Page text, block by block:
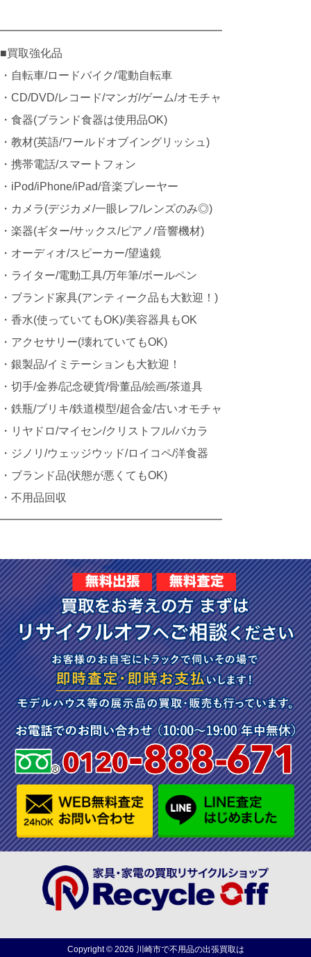
━━━━━━━━━━━━━━━━━━━━
■買取強化品
・自転車/ロードバイク/電動自転車
・CD/DVD/レコード/マンガ/ゲーム/オモチャ
・食器(ブランド食器は使用品OK)
・教材(英語/ワールドオブイングリッシュ)
・携帯電話/スマートフォン
・iPod/iPhone/iPad/音楽プレーヤー
・カメラ(デジカメ/一眼レフ/レンズのみ◎)
・楽器(ギター/サックス/ピアノ/音響機材)
・オーディオ/スピーカー/望遠鏡
・ライター/電動工具/万年筆/ボールペン
・ブランド家具(アンティーク品も大歓迎！)
・香水(使っていてもOK)/美容器具もOK
・アクセサリー(壊れていてもOK)
・銀製品/イミテーションも大歓迎！
・切手/金券/記念硬貨/骨董品/絵画/茶道具
・鉄瓶/ブリキ/鉄道模型/超合金/古いオモチャ
・リヤドロ/マイセン/クリストフル/バカラ
・ジノリ/ウェッジウッド/ロイコペ/洋食器
・ブランド品(状態が悪くてもOK)
・不用品回収
━━━━━━━━━━━━━━━━━━━━
Copyright © 2026 川崎市で不用品の出張買取は